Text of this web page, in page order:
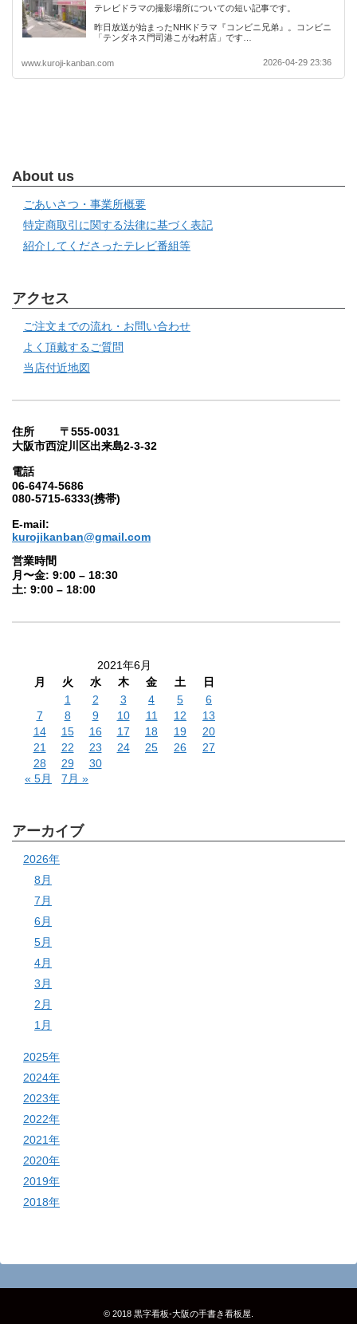
テレビドラマの撮影場所についての短い記事です。
昨日放送が始まったNHKドラマ『コンビニ兄弟』。コンビニ
「テンダネス門司港こがね村店」です…
www.kuroji-kanban.com 2026-04-29 23:36
About us
ごあいさつ・事業所概要
特定商取引に関する法律に基づく表記
紹介してくださったテレビ番組等
アクセス
ご注文までの流れ・お問い合わせ
よく頂戴するご質問
当店付近地図
住所 〒555-0031
大阪市西淀川区出来島2-3-32
電話
06-6474-5686
080-5715-6333(携帯)
E-mail:
kurojikanban@gmail.com
営業時間
月〜金: 9:00 – 18:30
土: 9:00 – 18:00
2021年6月
月
火 水 木 金 土
日
1
2 3 4 5
6
7
8 9 10 11 12
13
14
15 16 17 18 19
20
21
22 23 24 25 26
27
28
29
30
« 5月
7月 »
アーカイブ
2026年
8月
7月
6月
5月
4月
3月
2月
1月
2025年
2024年
2023年
2022年
2021年
2020年
2019年
2018年
© 2018 黒字看板‐大阪の手書き看板屋